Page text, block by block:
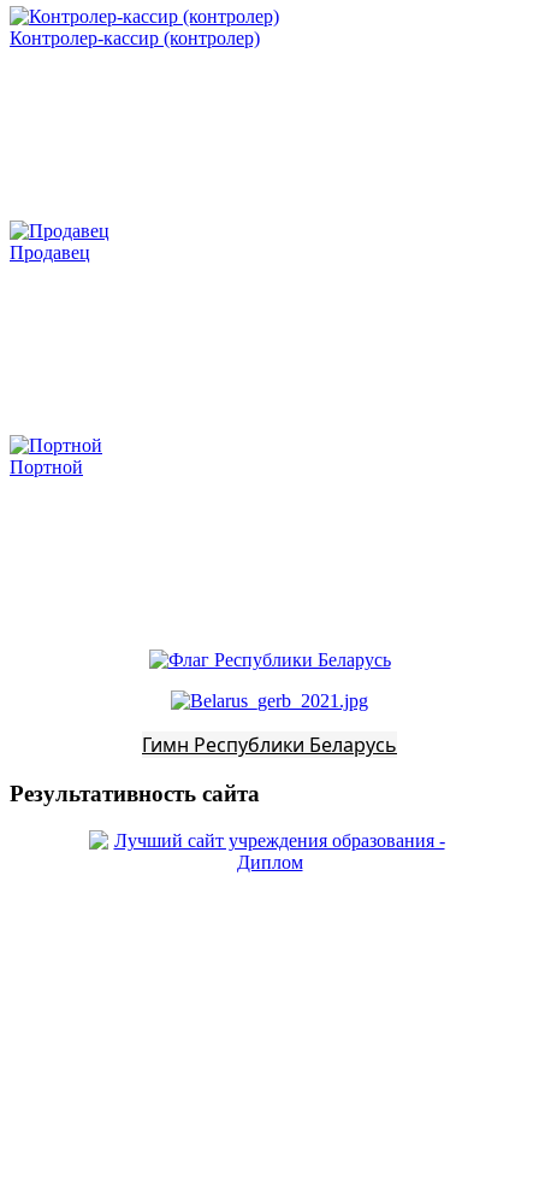
Контролер-кассир (контролер)
Продавец
Портной
Гимн Республики Беларусь
Результативность сайта